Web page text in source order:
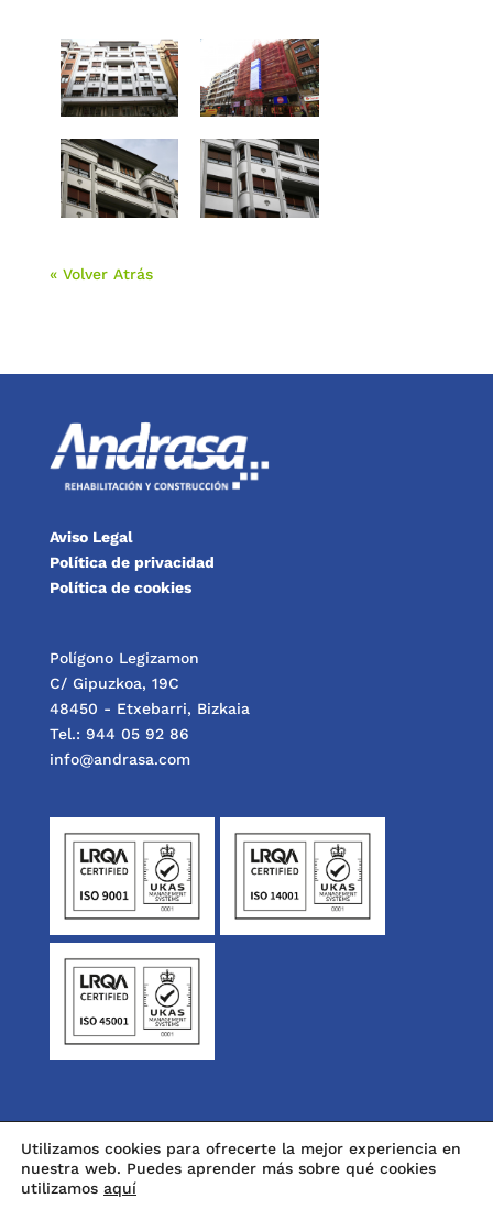
« Volver Atrás
Aviso Legal
Política de privacidad
Política de cookies
Polígono Legizamon
C/ Gipuzkoa, 19C
48450 - Etxebarri, Bizkaia
Tel.: 944 05 92 86
info@andrasa.com
Utilizamos cookies para ofrecerte la mejor experiencia en
nuestra web. Puedes aprender más sobre qué cookies
utilizamos aquí